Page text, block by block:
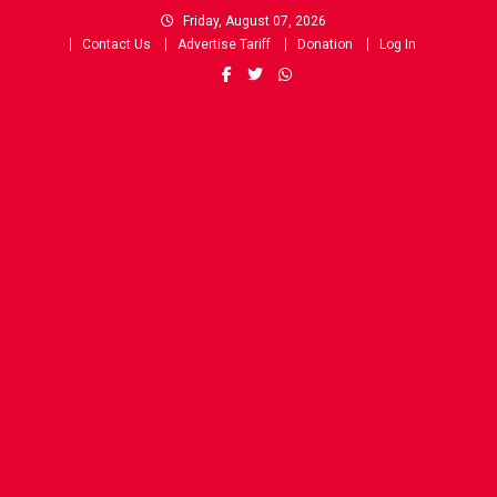
Friday, August 07, 2026
Contact Us
Advertise Tariff Donation Log In